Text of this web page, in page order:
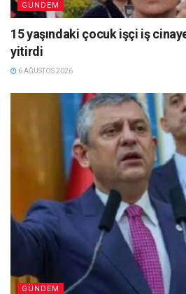
GÜNDEM
15 yaşındaki çocuk işçi iş
yitirdi
6 AĞUSTOS 2026
GÜNDEM